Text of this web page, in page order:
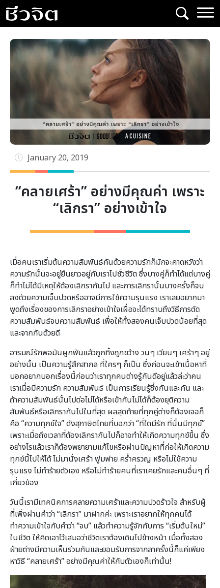
Skip
to
content
January 20, 2019
“คลายเศร้า” อย่างมีคุณค่า เพราะ
“เลิกรา” อย่างเข้าใจ
เมื่อคนเราเริ่มต้นความสัมพันธ์กันด้วยความรักก็มักจะคาดหวังว่า
ความรักนั้นจะอยู่ยืนยาวอยู่กับเราไปชั่วชีวิต ซึ่งบางคู่ก็ทำได้แต่บางคู่
ก็ทำไม่ได้มีเหตุให้ต้องเลิกรากันไป และการเลิกรานั้นบางครั้งก็จบ
ลงด้วยความเจ็บปวดหรืออาจมีการใช้ความรุนแรง เราเลยอยากมา
พูดถึงเรื่องของการเลิกราอย่างเข้าใจเผื่อจะได้ทราบถึงวิธีการตัด
ความสัมพันธ์จบความสัมพันธ์ เพื่อให้ทั้งสองคนเจ็บปวดน้อยที่สุด
และจากกันด้วยดี
อารมณ์รักพอมันผูกพันแล้วถูกทิ้งถูกขว้าง วนๆ เวียนๆ เศร้าๆ อยู่
อย่างนั้น เป็นความรู้สึกสากล ที่ใครๆ ก็เป็น ซึ่งก่อนจะเข้าเนื้อหาที่
บอกอยากบอกเรื่องนี้ก่อนว่าเราทุกคนต่างรู้กันดีอยู่แล้วล่ะว่าคน
เราเมื่อมีความรัก ความสัมพันธ์ เป็นการเรียนรู้ซึ่งกันและกัน และ
ถ้าความสัมพันธ์นั้นไปต่อไม่ได้หรือเข้ากันไม่ได้ก็ต้องยุติความ
สัมพันธ์หรือเลิกรากันไปในที่สุด ผลสุดท้ายที่ทุกคู่ต่างก็ต้องเจอก็
คือ “ความทุกข์ใจ” ดังสุภาษิตไทยที่บอกว่า “ที่ใดมีรัก ที่นั่นมีทุกข์”
เพราะเมื่อถึงเวลาที่ต้องเลิกรากันไปก็อาจทำให้เกิดความทุกข์ขึ้น ซึ่ง
อย่างไรแล้วเราก็ต้องพยายามแก้ไขหรือผ่านปัญหาที่ก่อให้เกิดความ
ทุกข์นี้ไปให้ได้ ไม่มานั่งเศร้า ฟูมฟาย คร่ำครวญ หรือไม่ใช้ความ
รุนแรง ไม่ทำร้ายตัวเอง หรือไม่ทำร้ายคนที่เราเคยรักและคนอื่นๆ ที่
เกี่ยวข้อง
วันนี้เรามีเทคนิคการคลายความเศร้าและความปวดร้าวใจ สำหรับผู้
ที่เพิ่งผ่านคำว่า “เลิกรา” มาฝากค่ะ เพราะเราอยากให้ทุกคนได้
ทำความเข้าใจกับคำว่า “จบ” แล้วทำความรู้จักกับการ “เริ่มต้นใหม่”
ในชีวิต ให้คิดเอาไว้เสมอว่าชีวิตเราต้องเดินไปข้างหน้า เมื่อทั้งสอง
ฝ่ายต่างมีความเห็นร่วมกันและยอมรับการจากลาครั้งนี้ก็แค่เพียง
หาวิธี “คลายเศร้า” อย่างมีคุณค่าให้กับตัวเองก็เท่านั้น!